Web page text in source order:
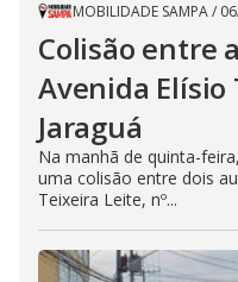
MOBILIDADE SAMPA/
Colisão entre
Avenida
Jaraguá
Na manhã de quinta-
uma colisão entre dois
Teixeira Leite, nº...